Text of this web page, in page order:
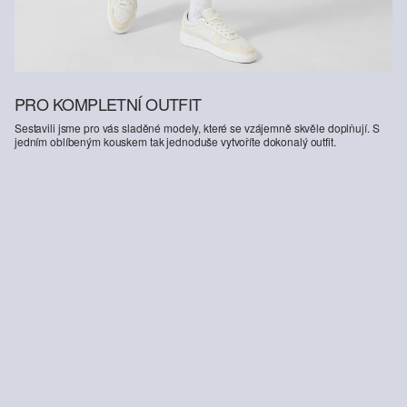
PRO KOMPLETNÍ OUTFIT
Sestavili jsme pro vás sladěné modely, které se vzájemně skvěle doplňují. S
jedním oblíbeným kouskem tak jednoduše vytvoříte dokonalý outfit.